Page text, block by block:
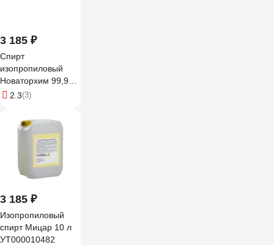
3 185 ₽
Спирт
изопропиловый
Новаторхим 99,9%,
канистра 10 л
2.3(3)
3 185 ₽
Изопропиловый
спирт Мицар 10 л
УТ000010482